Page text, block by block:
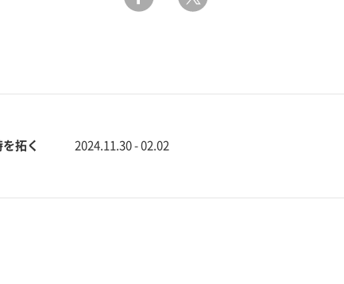
を拓く 2024.11.30 - 02.02